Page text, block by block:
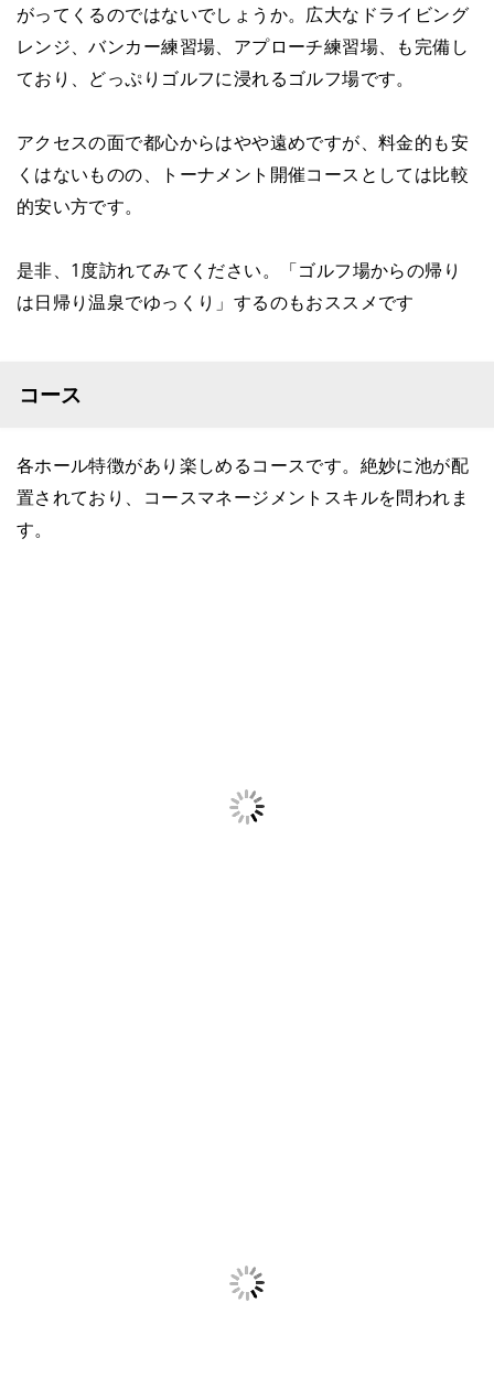
がってくるのではないでしょうか。広大なドライビング
レンジ、バンカー練習場、アプローチ練習場、も完備し
ており、どっぷりゴルフに浸れるゴルフ場です。
アクセスの面で都心からはやや遠めですが、料金的も安
くはないものの、トーナメント開催コースとしては比較
的安い方です。
是非、1度訪れてみてください。「ゴルフ場からの帰り
は日帰り温泉でゆっくり」するのもおススメです
コース
各ホール特徴があり楽しめるコースです。絶妙に池が配
置されており、コースマネージメントスキルを問われま
す。